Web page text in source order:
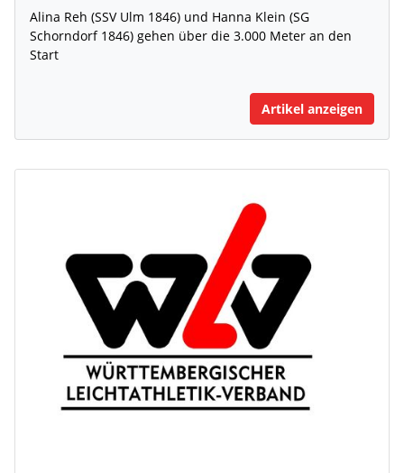
Alina Reh (SSV Ulm 1846) und Hanna Klein (SG
Schorndorf 1846) gehen über die 3.000 Meter an den
Start
Artikel anzeigen